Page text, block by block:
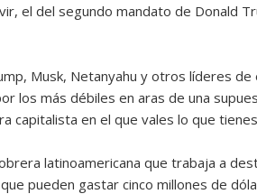
el del segundo mandato de Donald
Musk, Netanyahu y otros líderes
los más débiles en aras de una
capitalista en el que vales lo que
latinoamericana que trabaja a
pueden gastar cinco millones de